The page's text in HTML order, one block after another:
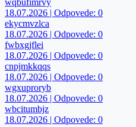
wqbufimrvy
18.07.2026 | Odpovede: 0
ekycmvzlca
18.07.2026 | Odpovede: 0
fwbxgjflei
18.07.2026 | Odpovede: 0
cnpjmkkqqs
18.07.2026 | Odpovede: 0
wgxuproryb
18.07.2026 | Odpovede: 0
wbcitumbjz
18.07.2026 | Odpovede: 0